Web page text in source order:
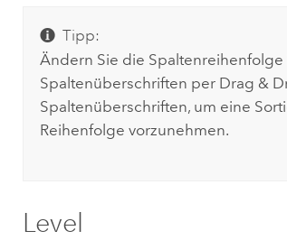
Tipp:
Ändern Sie die
Spaltenüberschriften per Drag &
Spaltenüberschriften, um eine
Reihenfolge vorzunehmen.
Level